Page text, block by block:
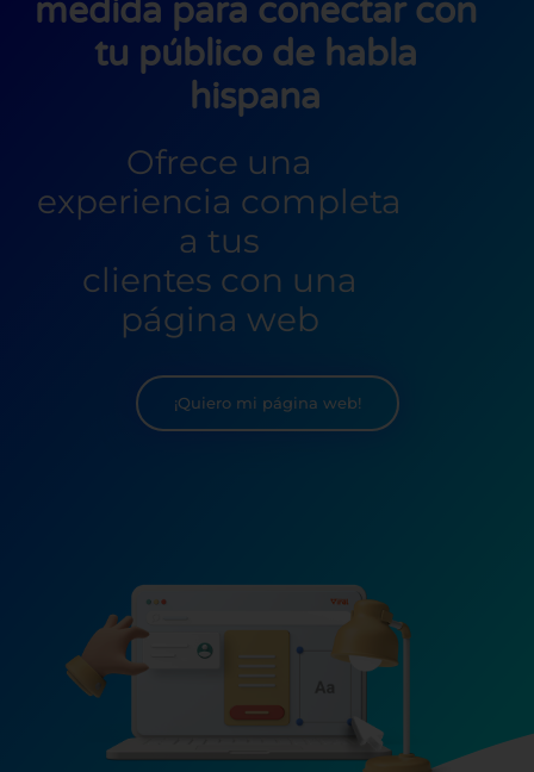
medida para conectar con
tu público de habla
hispana
Ofrece una
experiencia completa
a tus
clientes con una
página web
¡Quiero mi página web!